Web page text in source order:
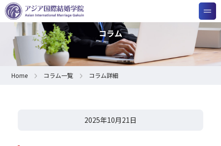
コラム
Home コラム一覧 コラム詳細
2025年10月21日